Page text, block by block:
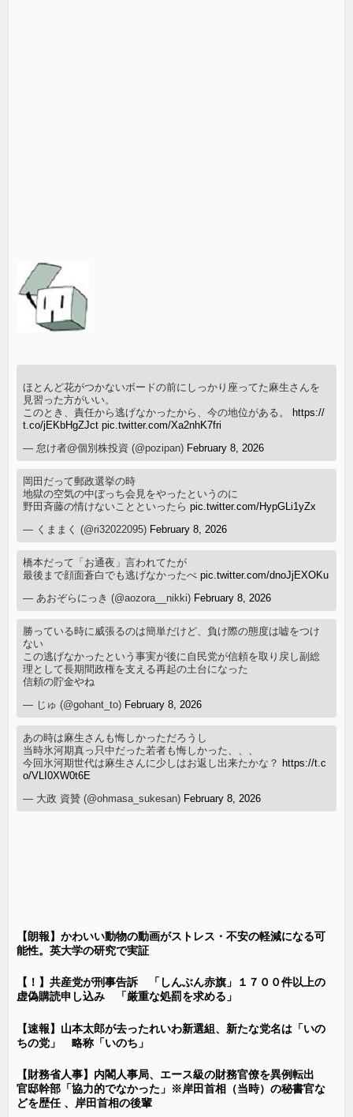
ほとんど花がつかないボードの前にしっかり座ってた麻生さんを
見習った方がいい。
このとき、責任から逃げなかったから、今の地位がある。 https://
t.co/jEKbHgZJct pic.twitter.com/Xa2nhK7fri
— 怠け者@個別株投資 (@pozipan) February 8, 2026
岡田だって郵政選挙の時
地獄の空気の中ぼっち会見をやったというのに
野田斉藤の情けないことといったらpic.twitter.com/HypGLi1yZx
— くままく (@ri32022095) February 8, 2026
橋本だって「お通夜」言われてたが
最後まで顔面蒼白でも逃げなかったべpic.twitter.com/dnoJjEXOKu
— あおぞらにっき (@aozora__nikki) February 8, 2026
勝っている時に威張るのは簡単だけど、負け際の態度は嘘をつけ
ない
この逃げなかったという事実が後に自民党が信頼を取り戻し副総
理として長期間政権を支える再起の土台になった
信頼の貯金やね
— じゅ (@gohant_to) February 8, 2026
あの時は麻生さんも悔しかっただろうし
当時氷河期真っ只中だった若者も悔しかった、、、
今回氷河期世代は麻生さんに少しはお返し出来たかな？ https://t.c
o/VLI0XW0t6E
— 大政 資贊 (@ohmasa_sukesan) February 8, 2026
【朗報】かわいい動物の動画がストレス・不安の軽減になる可
能性。英大学の研究で実証
【！】共産党が刑事告訴 「しんぶん赤旗」１７００件以上の
虚偽購読申し込み 「厳重な処罰を求める」
【速報】山本太郎が去ったれいわ新選組、新たな党名は「いの
ちの党」 略称「いのち」
【財務省人事】内閣人事局、エース級の財務官僚を異例転出
官邸幹部「協力的でなかった」※岸田首相（当時）の秘書官な
どを歴任 、岸田首相の後輩